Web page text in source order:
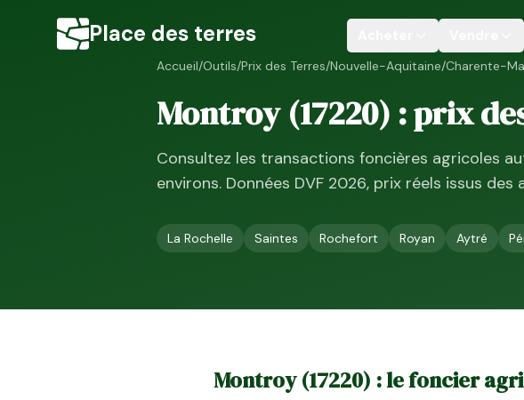
Place des terres
Accueil/Outils/Prix des Terres/Nouvelle-Aquitaine/Charente-
Montroy(17220) : prix
Consultez les transactions foncières agricoles
environs. Données DVF 2026, prix réels issus des
La Rochelle Saintes Rochefort Royan Aytré
Montroy(17220) : le foncier